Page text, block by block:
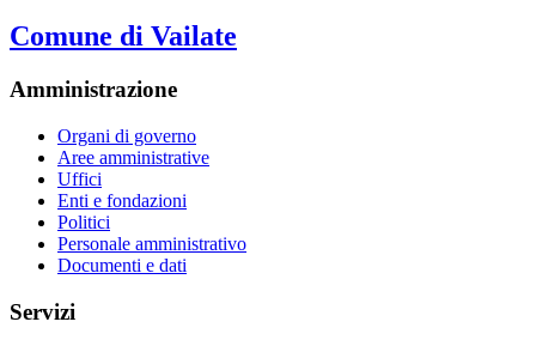
Comune di Vailate
Amministrazione
Organi di governo
Aree amministrative
Uffici
Enti e fondazioni
Politici
Personale amministrativo
Documenti e dati
Servizi